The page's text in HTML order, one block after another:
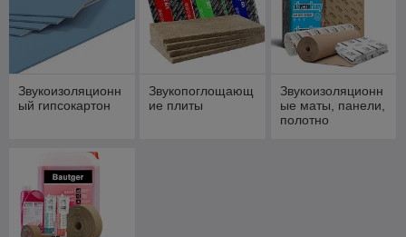
Звукоизоляционн
ый гипсокартон
Звукопоглощающ
ие плиты
Звукоизоляционн
ые маты, панели,
полотно